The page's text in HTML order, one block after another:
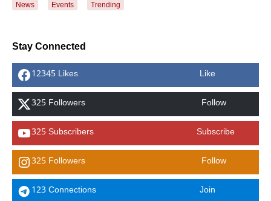
News Events Trending
Stay Connected
12345 Likes Like
325 Followers Follow
325 Subscribers Subscribe
325 Followers Follow
123 Connections Join